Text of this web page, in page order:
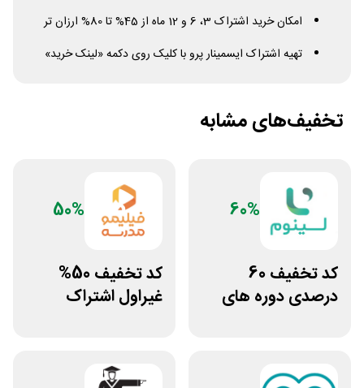
امکان خرید اشتراک 3، 6 و 12 ماه از 45% تا 80% ارزان تر
تهیه اشتراک ایسمینار پرو با کلیک روی دکمه «لینک خرید»
تخفیف‌های مشابه
60%
کد تخفیف 60
درصدی دوره های
50%
کد تخفیف 50%
غیراول اشتراک